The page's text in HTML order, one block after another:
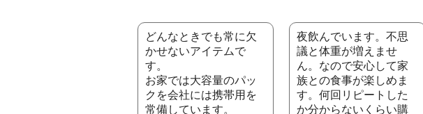
どんなときでも常に欠
かせないアイテムで
す。
お家では大容量のパッ
クを会社には携帯用を
常備しています。
夜飲んでいます。不思
議と体重が増えませ
ん。なので安心して家
族との食事が楽しめま
す。何回リピートした
か分からないくらい購